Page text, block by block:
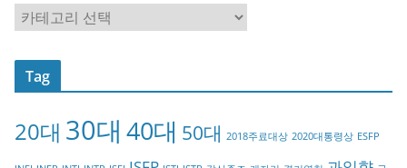
a
t
o
Tag
20대 30대 40대 50대 2018주료대상 2020대통령상 ESFP